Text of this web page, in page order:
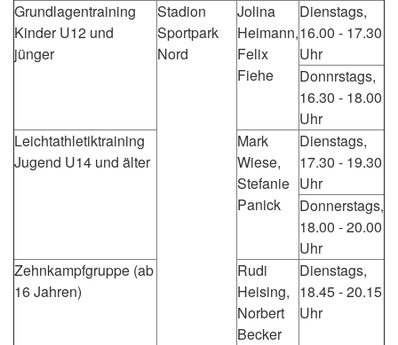
Grundlagentraining
Kinder U12 und
jünger
Stadion
Sportpark
Nord
Jolina
Heimann,
Felix
Fiehe
Dienstags,
16.00 - 17.30
Uhr
Donnrstags,
16.30 - 18.00
Uhr
Leichtathletiktraining
Jugend U14 und älter
Mark
Wiese,
Stefanie
Panick
Dienstags,
17.30 - 19.30
Uhr
Donnerstags,
18.00 - 20.00
Uhr
Zehnkampfgruppe (ab
16 Jahren)
Rudi
Heising,
Norbert
Becker
Dienstags,
18.45 - 20.15
Uhr